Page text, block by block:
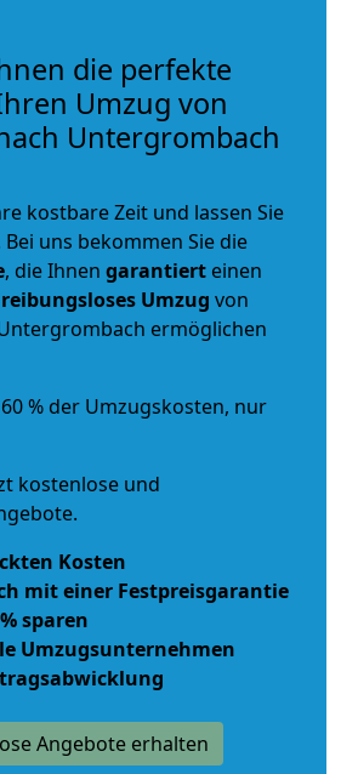
die perfekte
Umzug von
Untergrombach
kostbare Zeit und lassen Sie
uns bekommen Sie die
, die Ihnen garantiert einen
reibungsloses Umzug von
ermöglichen
% der Umzugskosten, nur
kostenlose und
Kosten
mit einer Festpreisgarantie
sparen
Umzugsunternehmen
Angebote erhalten